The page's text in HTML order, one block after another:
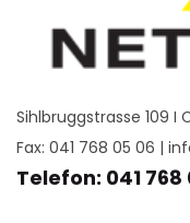
Sihlbruggstrasse 109 I
Fax: 041 768 05 06 |
Telefon: 041 768